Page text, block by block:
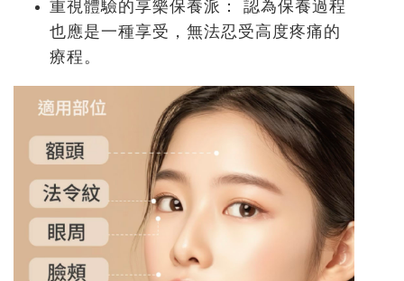
重視體驗的享樂保養派：
認為保養過程
也應是一種享受，無法忍受高度疼痛的
療程。